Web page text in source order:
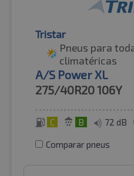
Tristar
Pneus para
climatéricas
A/S Power XL
275/40R20106Y
C B 72 dB
Comparar pneus